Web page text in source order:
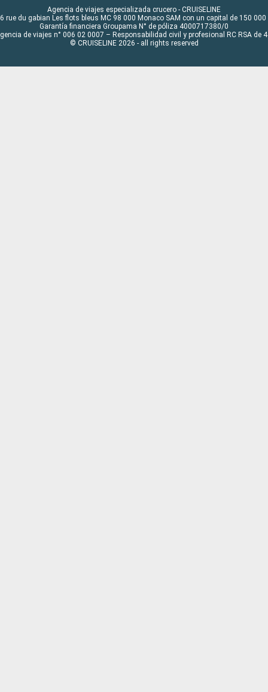
Agencia de viajes especializada crucero - CRUISELINE
rue du gabian Les flots bleus MC 98 000 Monaco SAM con un capital de 150 000
Garantía financiera Groupama N° de póliza 4000717380/0
de viajes n° 006 02 0007 – Responsabilidad civil y profesional RC RSA de
© CRUISELINE 2026 - all rights reserved